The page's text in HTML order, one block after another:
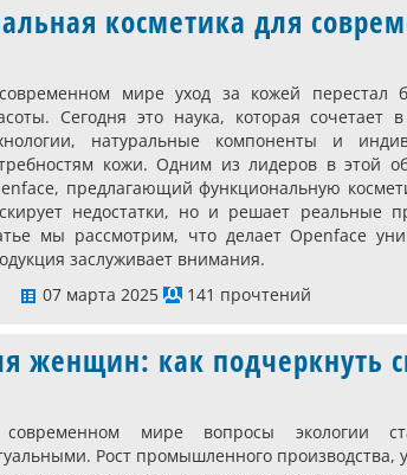
косметика для
мире уход за кожей перестал
Сегодня это наука, которая сочетает
натуральные компоненты и
кожи. Одним из лидеров в этой
предлагающий функциональную
недостатки, но и решает реальные
мы рассмотрим, что делает Openface
заслуживает внимания.
07 марта 2025
141 прочтений
женщин: как подчеркнуть
мире вопросы экологии
Рост промышленного производства,